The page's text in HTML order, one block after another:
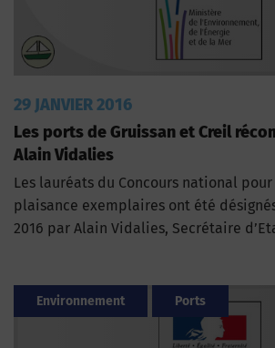
29 JANVIER 2016
Les ports de Gruissan et Creil
Alain Vidalies
Les lauréats du Concours national
plaisance exemplaires ont été
2016 par Alain Vidalies, Secrétaire
Environnement Ports